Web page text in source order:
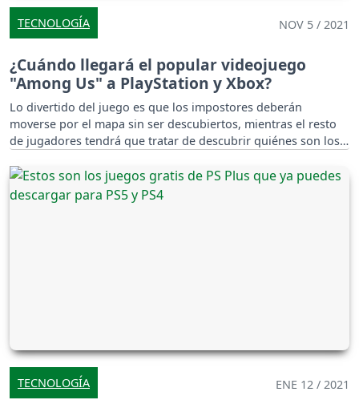
TECNOLOGÍA NOV 5 / 2021
¿Cuándo llegará el popular videojuego
"Among Us" a PlayStation y Xbox?
Lo divertido del juego es que los impostores deberán
moverse por el mapa sin ser descubiertos, mientras el resto
de jugadores tendrá que tratar de descubrir quiénes son los
TECNOLOGÍA ENE 12 / 2021